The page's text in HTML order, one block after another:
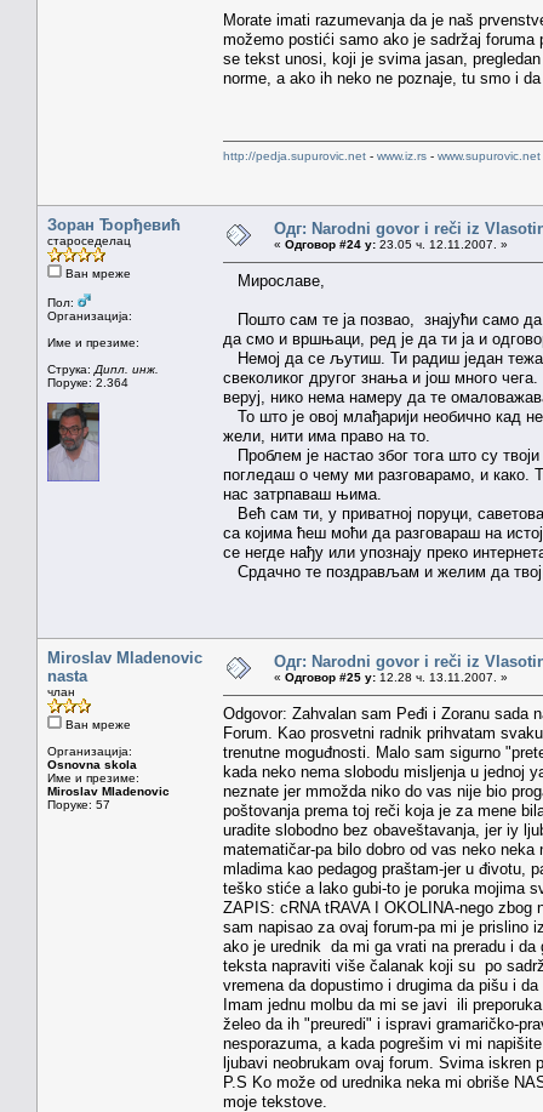
Morate imati razumevanja da je naš
možemo postići samo ako je sadržaj
se tekst unosi, koji je svima jasan,
norme, a ako ih neko ne poznaje, tu smo i
http://pedja.supurovic.net - www.iz.rs - www.supurovic.net
Зоран Ђорђевић
староседелац
Ван мреже
Пол:
Организација:
Име и презиме:
Струка: Дипл. инж.
Поруке: 2.364
Одг: Narodni govor i reči iz
« Одговор #24 у: 23.05 ч. 12.11.2007. »
Мирославе,
Пошто сам те ја позвао, знајући само
да смо и вршњаци, ред је да ти ја и
Немој да се љутиш. Ти радиш један
свеколиког другог знања и још много
веруј, нико нема намеру да те
То што је овој млађарији необично кад
жели, нити има право на то.
Проблем је настао због тога што су
погледаш о чему ми разговарамо, и како.
нас затрпаваш њима.
Већ сам ти, у приватној поруци,
са којима ћеш моћи да разговараш на
се негде нађу или упознају преко
Срдачно те поздрављам и желим да твој
Miroslav Mladenovic
nasta
члан
Ван мреже
Организација:
Osnovna skola
Име и презиме:
Miroslav Mladenovic
Поруке: 57
Одг: Narodni govor i reči iz
« Одговор #25 у: 12.28 ч. 13.11.2007. »
Odgovor: Zahvalan sam Peđi i Zoranu sada
Forum. Kao prosvetni radnik prihvatam
trenutne moguđnosti. Malo sam sigurno
kada neko nema slobodu misljenja u jednoj
neznate jer mmožda niko do vas nije bio
poštovanja prema toj reči koja je za mene
uradite slobodno bez obaveštavanja, jer iy
matematičar-pa bilo dobro od vas neko
mladima kao pedagog praštam-jer u
teško stiće a lako gubi-to je poruka mojima
ZAPIS: cRNA tRAVA I OKOLINA-nego
sam napisao za ovaj forum-pa mi je prislino
ako je urednik da mi ga vrati na preradu i
teksta napraviti više čalanak koji su po
vremena da dopustimo i drugima da pišu i
Imam jednu molbu da mi se javi ili
želeo da ih "preuredi" i ispravi gramaričko-
nesporazuma, a kada pogrešim vi mi
ljubavi neobrukam ovaj forum. Svima iskren
P.S Ko može od urednika neka mi obriše
moje tekstove.